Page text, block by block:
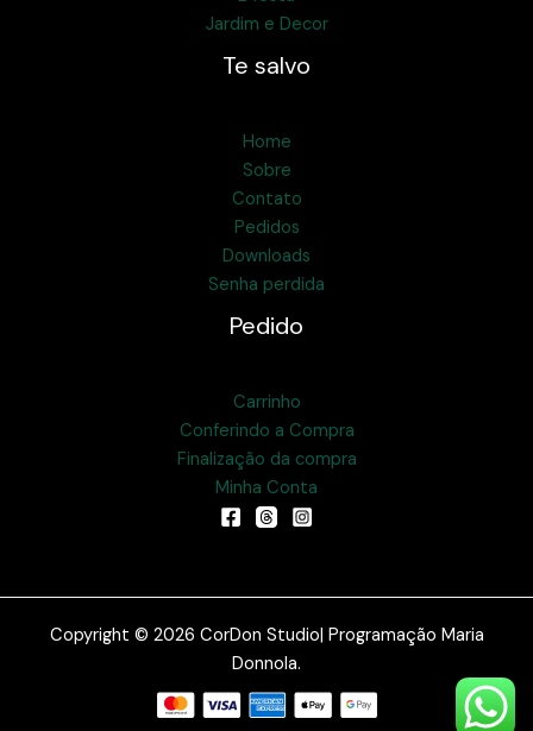
Jardim e Decor
Te salvo
Home
Sobre
Contato
Pedidos
Downloads
Senha perdida
Pedido
Carrinho
Conferindo a Compra
Finalização da compra
Minha Conta
Copyright © 2026 CorDon Studio| Programação Maria
Donnola.